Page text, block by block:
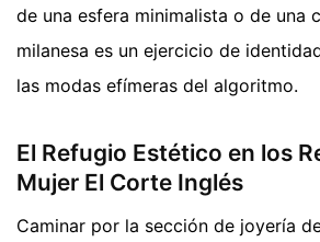
de una esfera minimalista o de una
milanesa es un ejercicio de
las modas efímeras del algoritmo.
El Refugio Estético en los
Mujer El Corte Inglés
Caminar por la sección de joyería